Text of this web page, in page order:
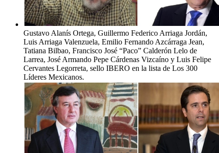
Gustavo Alanís Ortega, Guillermo Federico Arriaga Jordán,
Luis Arriaga Valenzuela, Emilio Fernando Azcárraga Jean,
Tatiana Bilbao, Francisco José “Paco” Calderón Lelo de
Larrea, José Armando Pepe Cárdenas Vizcaíno y Luis Felipe
Cervantes Legorreta, sello IBERO en la lista de Los 300
Líderes Mexicanos.